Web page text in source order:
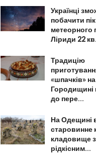
Українці
побачити пік
метеорного
Ліриди 22
Традицію
«шпачків» на
Городищині
до пере...
На Одещині
старовинне
кладовище з
рідкісним...